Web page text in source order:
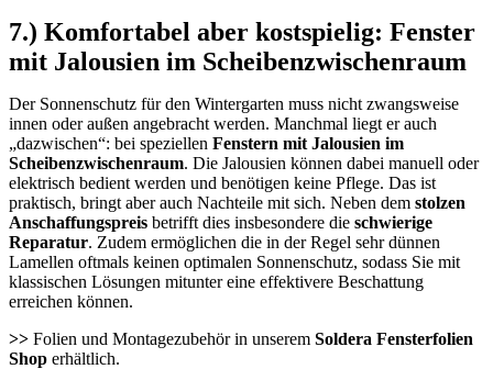
7.) Komfortabel aber kostspielig: Fenster
mit Jalousien im Scheibenzwischenraum
Der Sonnenschutz für den Wintergarten muss nicht zwangsweise
innen oder außen angebracht werden. Manchmal liegt er auch
„dazwischen“: bei speziellen Fenstern mit Jalousien im
Scheibenzwischenraum. Die Jalousien können dabei manuell oder
elektrisch bedient werden und benötigen keine Pflege. Das ist
praktisch, bringt aber auch Nachteile mit sich. Neben dem stolzen
Anschaffungspreis betrifft dies insbesondere die schwierige
Reparatur. Zudem ermöglichen die in der Regel sehr dünnen
Lamellen oftmals keinen optimalen Sonnenschutz, sodass Sie mit
klassischen Lösungen mitunter eine effektivere Beschattung
erreichen können.
>> Folien und Montagezubehör in unserem Soldera Fensterfolien
Shop erhältlich.